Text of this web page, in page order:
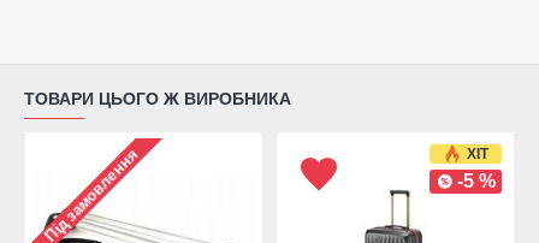
ТОВАРИ ЦЬОГО Ж ВИРОБНИКА
Під замовлення ХІТ
-5 %